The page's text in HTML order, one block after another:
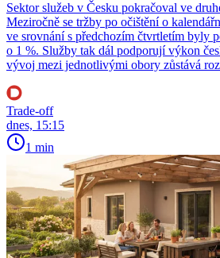
Sektor služeb v Česku pokračoval ve
Meziročně se tržby po očištění o
ve srovnání s předchozím čtvrtletím byly
o 1 %. Služby tak dál podporují výkon
vývoj mezi jednotlivými obory zůstává
Trade-off
dnes, 15:15
1 min